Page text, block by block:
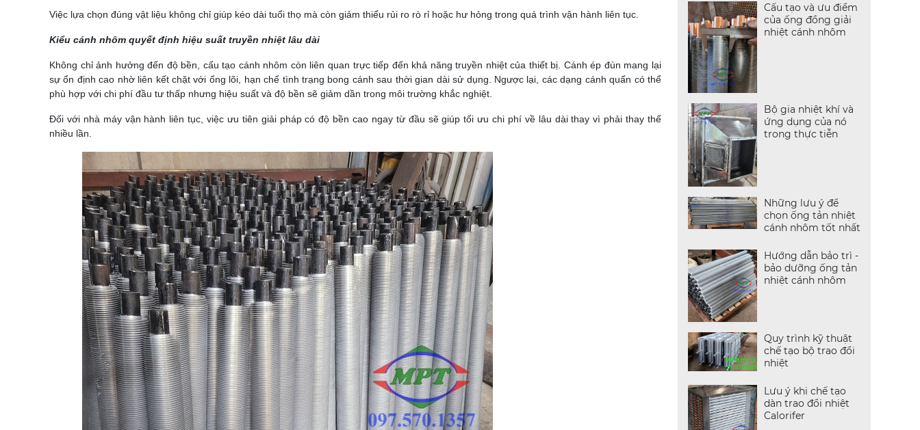
Việc lựa chọn đúng vật liệu không chỉ giúp kéo dài tuổi thọ mà còn giảm thiểu rủi ro rò rỉ hoặc hư hỏng trong quá trình vận hành liên tục.
Kiểu cánh nhôm quyết định hiệu suất truyền nhiệt lâu dài
Không chỉ ảnh hưởng đến độ bền, cấu tạo cánh nhôm còn liên quan trực tiếp đến khả năng truyền nhiệt của thiết bị. Cánh ép đùn mang lại
sự ổn định cao nhờ liên kết chặt với ống lõi, hạn chế tình trạng bong cánh sau thời gian dài sử dụng. Ngược lại, các dạng cánh quấn có thể
phù hợp với chi phí đầu tư thấp nhưng hiệu suất và độ bền sẽ giảm dần trong môi trường khắc nghiệt.
Đối với nhà máy vận hành liên tục, việc ưu tiên giải pháp có độ bền cao ngay từ đầu sẽ giúp tối ưu chi phí về lâu dài thay vì phải thay thế
nhiều lần.
Cấu tạo và ưu điểm
của ống đồng giải
nhiệt cánh nhôm
Bộ gia nhiệt khí và
ứng dụng của nó
trong thực tiễn
Những lưu ý để
chọn ống tản nhiệt
cánh nhôm tốt nhất
Hướng dẫn bảo trì -
bảo dưỡng ống tản
nhiệt cánh nhôm
Quy trình kỹ thuật
chế tạo bộ trao đổi
nhiệt
Lưu ý khi chế tạo
dàn trao đổi nhiệt
Calorifer